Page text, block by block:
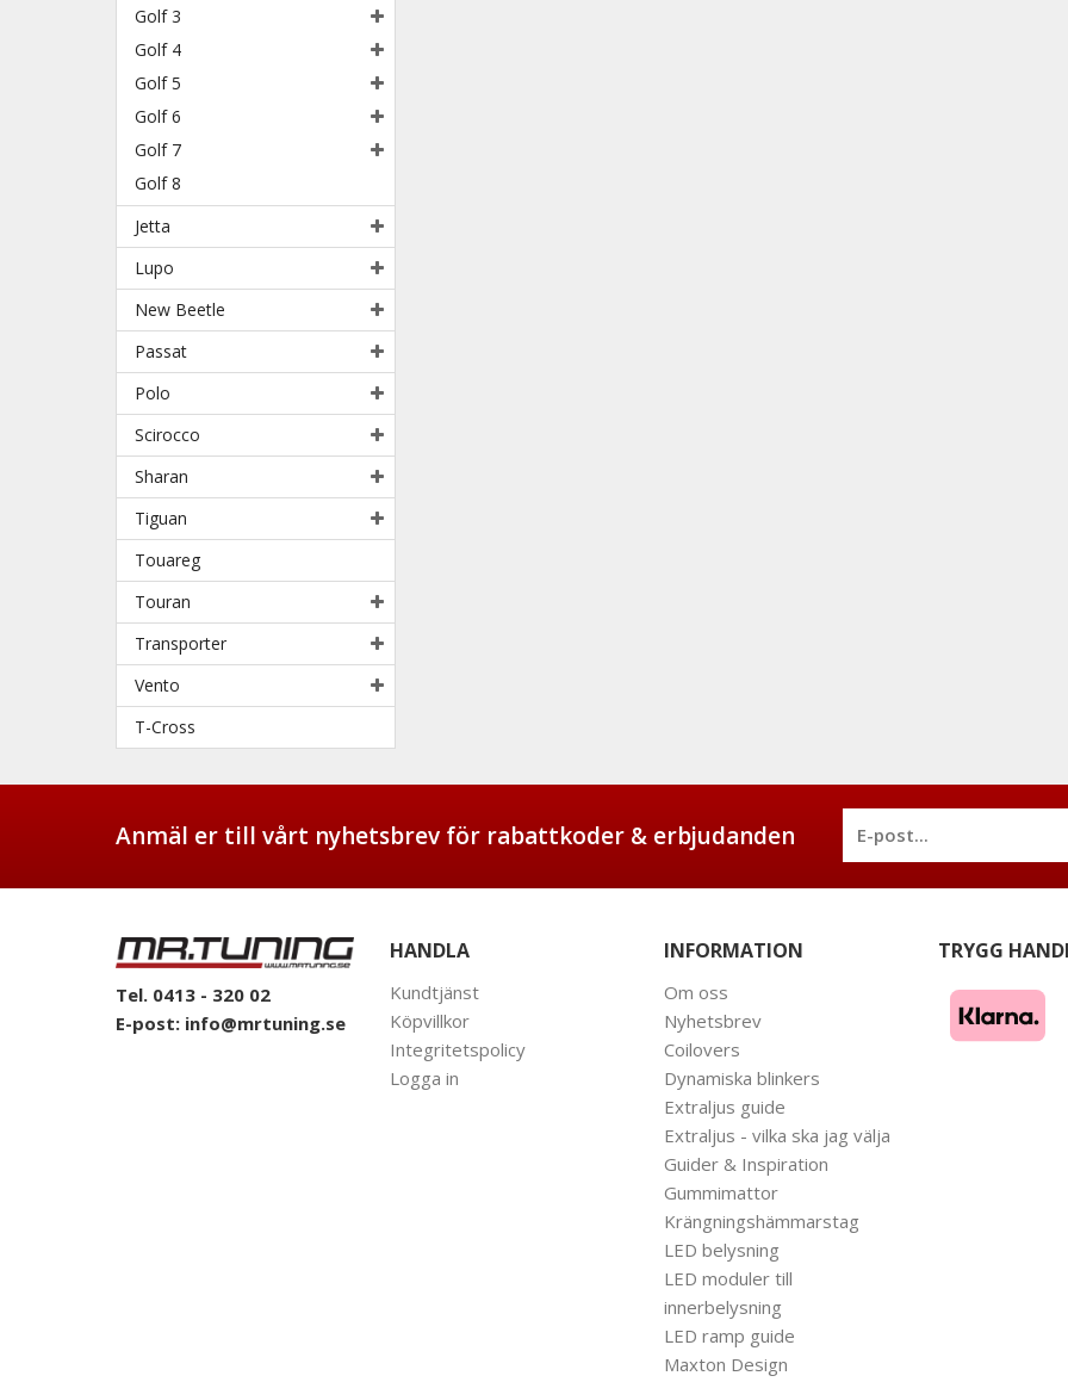
Golf 3
Golf 4
Golf 5
Golf 6
Golf 7
Golf 8
Jetta
Lupo
New Beetle
Passat
Polo
Scirocco
Sharan
Tiguan
Touareg
Touran
Transporter
Vento
T-Cross
Anmäl er till vårt nyhetsbrev för rabattkoder & erbjudanden
Tel. 0413 - 320 02
E-post: info@mrtuning.se
HANDLA
Kundtjänst
Köpvillkor
Integritetspolicy
Logga in
INFORMATION
Om oss
Nyhetsbrev
Coilovers
Dynamiska blinkers
Extraljus guide
Extraljus - vilka ska jag välja
Guider & Inspiration
Gummimattor
Krängningshämmarstag
LED belysning
LED moduler till
innerbelysning
LED ramp guide
Maxton Design
TRYGG